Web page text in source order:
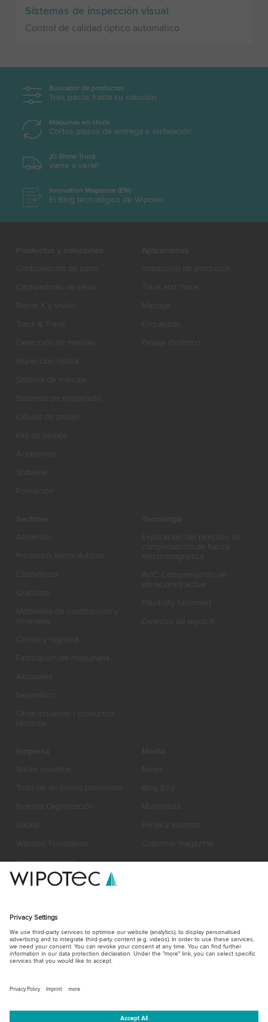
Sistemas de inspección visual
Control de calidad óptico automático
Buscador de productos
Tres pasos hasta su solución
Máquinas en stock
Cortos plazos de entrega e instalación
¡El Show Truck
viene a verle!
Innovation Magazine (EN)
El Blog tecnológico de Wipotec
Controladoras de peso
Capturadoras de peso
Rayos X y visión
Track & Trace
Detección de metales
Inspección óptica
Sistema de marcaje
Sistemas de etiquetado
Células de pesaje
Kits de pesaje
Accesorios
Software
Formación
Inspección de productos
Track and Trace
Marcaje
Etiquetado
Pesaje dinámico
Alimentos
Productos farmacéuticos
Cosméticos
Químicos
Materiales de construcción y
minerales
Correo y logística
Fabricación de maquinaria
Aerosoles
Neumático
Otras industrias / productos
técnicos
Explicación del principio de
compensación de fuerza
electromagnética
AVC: Compensación de
vibraciones activa
Flexibility Unlimited
Detector de rayos X
Sobre nosotros
Todo de un mismo proveedor
Nuestra Organización
Sedes
Wipotec Foundation
Responsabilidad
Certificados, premios y valores
Trabaje con nosotros
News
Ferias y eventos
News
Blog (EN)
Multimedia
Ferias y eventos
Customer magazine